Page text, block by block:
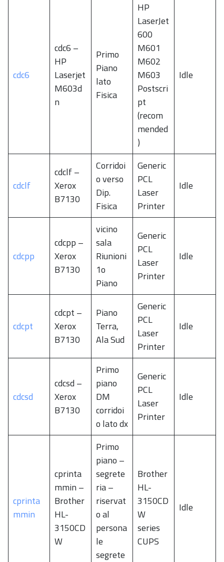
cdc6
cdc6 –
HP
Laserjet
M603d
n
Primo
Piano
lato
Fisica
HP
LaserJet
600
M601
M602
M603
Postscri
pt
(recom
mended
)
Idle
cdclf
cdclf –
Xerox
B7130
Corridoi
o verso
Dip.
Fisica
Generic
PCL
Laser
Printer
Idle
cdcpp
cdcpp –
Xerox
B7130
vicino
sala
Riunioni
1o
Piano
Generic
PCL
Laser
Printer
Idle
cdcpt
cdcpt –
Xerox
B7130
Piano
Terra,
Ala Sud
Generic
PCL
Laser
Printer
Idle
cdcsd
cdcsd –
Xerox
B7130
Primo
piano
DM
corridoi
o lato dx
Generic
PCL
Laser
Printer
Idle
cprinta
mmin
cprinta
mmin –
Brother
HL-
3150CD
W
Primo
piano –
segrete
ria –
riservat
o al
persona
le
segrete
Brother
HL-
3150CD
W
series
CUPS
Idle